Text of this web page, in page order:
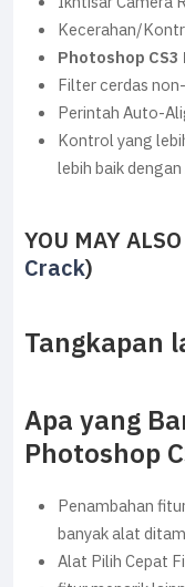
Kecerahan/
Photoshop
Filter cerdas
Perintah Auto-
Kontrol yang
lebih baik
YOU MAY
Crack)
Tangkapan
Apa yang
Photoshop
Penambahan
banyak alat
Alat Pilih Cepat